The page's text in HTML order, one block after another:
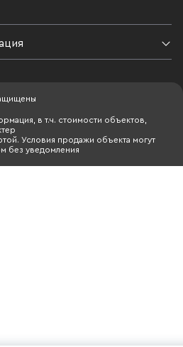
в т.ч. стоимости объектов,
Условия продажи объекта могут
без уведомления